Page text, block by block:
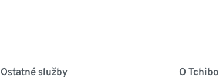
Ostatné služby O Tchibo